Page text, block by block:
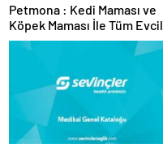
Petmona : Kedi Maması ve
Köpek Maması İle Tüm Evcil
Hayvan Ürünleri